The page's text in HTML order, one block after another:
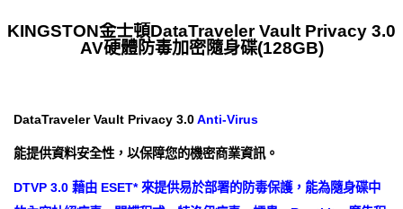
KINGSTON金士頓DataTraveler Vault Privacy 3.0
AV硬體防毒加密隨身碟(128GB)
DataTraveler Vault Privacy 3.0Anti-Virus
能提供資料安全性，以保障您的機密商業資訊。
DTVP 3.0 藉由 ESET* 來提供易於部署的防毒保護，能為隨身碟中